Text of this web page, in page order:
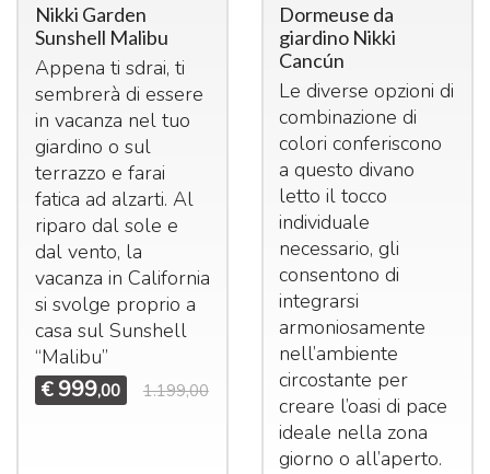
Nikki Garden
Sunshell Malibu
Appena ti sdrai, ti
sembrerà di essere
in vacanza nel tuo
giardino o sul
terrazzo e farai
fatica ad alzarti. Al
riparo dal sole e
dal vento, la
vacanza in California
si svolge proprio a
casa sul Sunshell
“Malibu”
€ 999,00 1.199,00
Dormeuse da
giardino Nikki
Cancún
Le diverse opzioni di
combinazione di
colori conferiscono
a questo divano
letto il tocco
individuale
necessario, gli
consentono di
integrarsi
armoniosamente
nell’ambiente
circostante per
creare l’oasi di pace
ideale nella zona
giorno o all’aperto.